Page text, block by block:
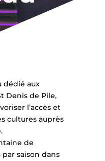
dédié aux
Denis de Pile,
l’accès et
cultures auprès
de
saison dans